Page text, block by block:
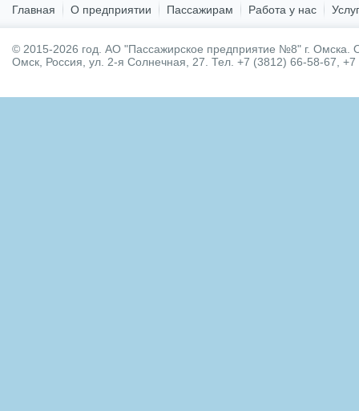
Главная О предприятии Пассажирам Работа у нас
© 2015-2026 год. АО "Пассажирское предприятие №8" г. Омска.
Омск, Россия, ул. 2-я Солнечная, 27. Тел. +7 (3812) 66-58-67,